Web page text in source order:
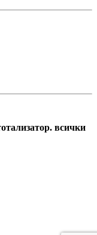
всички